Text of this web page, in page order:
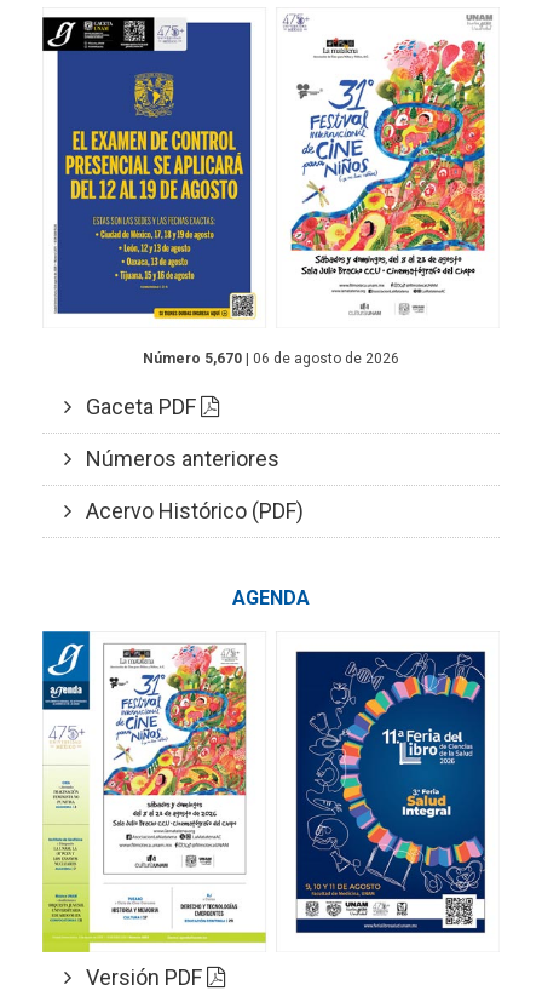
Número 5,670 | 06 de agosto de 2026
Gaceta PDF
Números anteriores
Acervo Histórico (PDF)
AGENDA
Versión PDF